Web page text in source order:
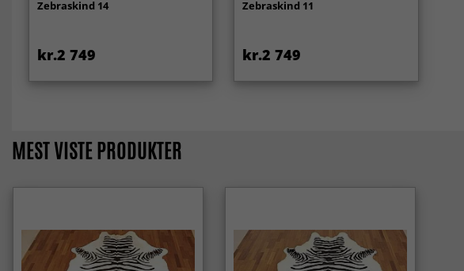
Zebraskind 14
kr.2 749
Zebraskind 11
kr.2 749
MEST VISTE PRODUKTER